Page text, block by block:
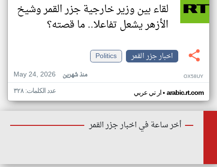
لقاء بين وزير خارجية جزر القمر وشيخ
الأزهر يشعل تفاعلا.. ما قصته؟
اخبار جزر القمر
Politics
May 24, 2026
منذ شهرين OX58UY
ار تي عربي• arabic.rt.com عدد الكلمات: ٣٢٨
أخر ساعة في اخبار جزر القمر